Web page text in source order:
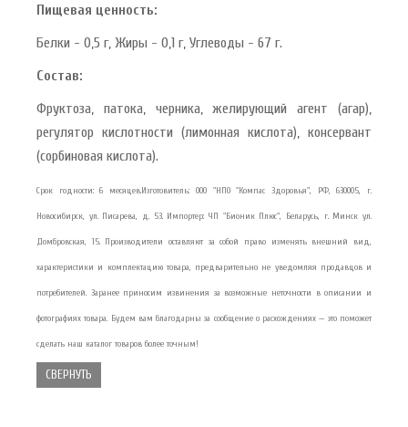
Пищевая ценность:
Белки - 0,5 г, Жиры - 0,1 г, Углеводы - 67 г.
Состав:
Фруктоза, патока, черника, желирующий агент (агар),
регулятор кислотности (лимонная кислота), консервант
(сорбиновая кислота).
Срок годности: 6 месяцев.Изготовитель: ООО "НПО "Компас Здоровья", РФ, 630005, г.
Новосибирск, ул. Писарева, д. 53. Импортер: ЧП "Бионик Плюс", Беларусь, г. Минск ул.
Домбровская, 15. Производители оставляют за собой право изменять внешний вид,
характеристики и комплектацию товара, предварительно не уведомляя продавцов и
потребителей. Заранее приносим извинения за возможные неточности в описании и
фотографиях товара. Будем вам благодарны за сообщение о расхождениях — это поможет
сделать наш каталог товаров более точным!
СВЕРНУТЬ